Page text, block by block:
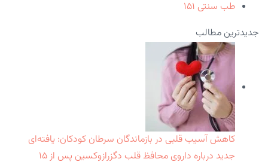
طب سنتی ۱۵۱
جدیدترین مطالب
کاهش آسیب قلبی در بازماندگان سرطان کودکان: یافته‌ای
جدید درباره داروی محافظ قلب دگزرازوکسین پس از ۱۵